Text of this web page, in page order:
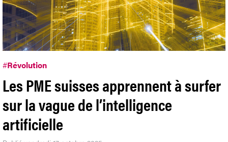
#Révolution
Les PME suisses apprennent à surfer
sur la vague de l’intelligence
artificielle